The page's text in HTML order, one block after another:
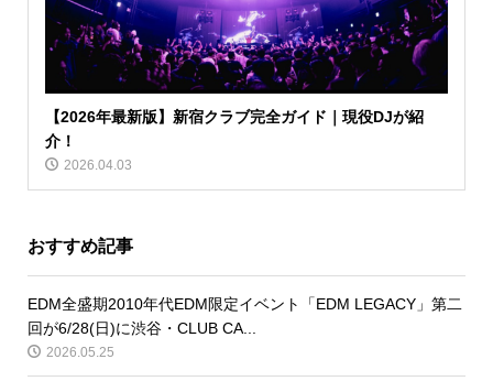
【2026年最新版】新宿クラブ完全ガイド｜現役DJが紹
介！
2026.04.03
おすすめ記事
EDM全盛期2010年代EDM限定イベント「EDM LEGACY」第二
回が6/28(日)に渋谷・CLUB CA...
2026.05.25